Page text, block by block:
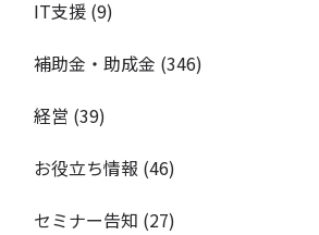
IT支援 (9)
補助金・助成金 (346)
経営 (39)
お役立ち情報 (46)
セミナー告知 (27)